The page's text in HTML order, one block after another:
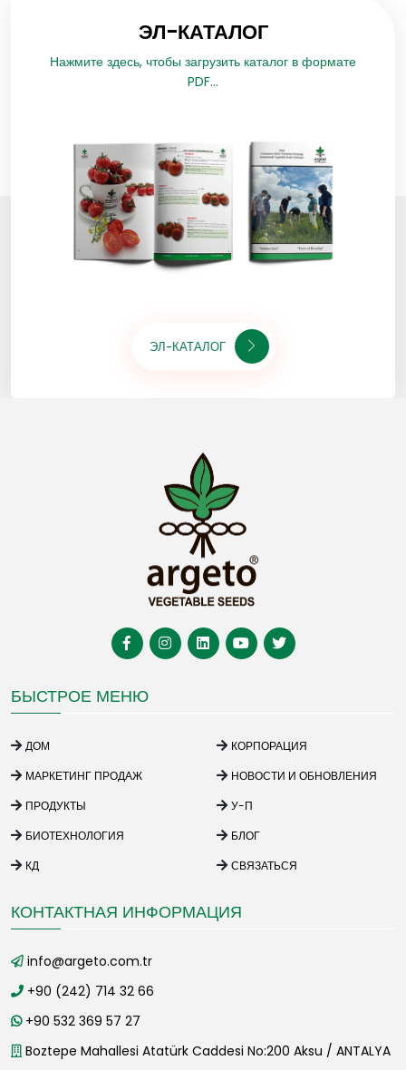
ЭЛ-КАТАЛОГ
Нажмите здесь, чтобы загрузить каталог в формате
PDF...
ЭЛ-КАТАЛОГ
БЫСТРОЕ МЕНЮ
ДОМ
КОРПОРАЦИЯ
МАРКЕТИНГ ПРОДАЖ
НОВОСТИ И ОБНОВЛЕНИЯ
ПРОДУКТЫ
У-П
БИОТЕХНОЛОГИЯ
БЛОГ
КД
СВЯЗАТЬСЯ
КОНТАКТНАЯ ИНФОРМАЦИЯ
info@argeto.com.tr
+90 (242) 714 32 66
+90 532 369 57 27
Boztepe Mahallesi Atatürk Caddesi No:200 Aksu / ANTALYA